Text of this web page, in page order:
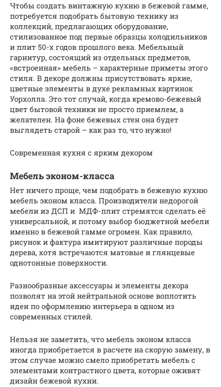
Чтобы создать винтажную кухню в бежевой гамме,
потребуется подобрать бытовую технику из
коллекций, предлагающих оборудование,
стилизованное под первые образцы холодильников
и плит 50-х годов прошлого века. Мебельный
гарнитур, состоящий из отдельных предметов,
«встроенная» мебель – характерные приметы этого
стиля. В декоре должны присутствовать яркие,
цветные элементы в духе рекламных картинок
Уорхолла. Это тот случай, когда кремово-бежевый
цвет бытовой техники не просто приемлем, а
желателен. На фоне бежевых стен она будет
выглядеть старой – как раз то, что нужно!
Современная кухня с ярким декором
Мебель эконом-класса
Нет ничего проще, чем подобрать в бежевую кухню
мебель эконом класса. Производители недорогой
мебели из ДСП и МДФ-плит стремятся сделать её
универсальной, и потому выбор бюджетной мебели
именно в бежевой гамме огромен. Как правило,
рисунок и фактура имитируют различные породы
дерева, хотя встречаются матовые и глянцевые
однотонные поверхности.
Разнообразные аксессуары и элементы декора
позволят на этой нейтральной основе воплотить
идеи по оформлению интерьера в одном из
современных стилей.
Нельзя не заметить, что мебель эконом класса
иногда приобретается в расчете на скорую замену, в
этом случае можно смело приобретать мебель с
элементами контрастного цвета, которые оживят
дизайн бежевой кухни.